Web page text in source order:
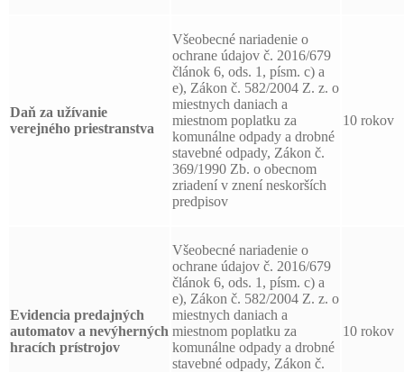
Daň za užívanie
verejného priestranstva
Všeobecné nariadenie o
ochrane údajov č. 2016/679
článok 6, ods. 1, písm. c) a
e), Zákon č. 582/2004 Z. z. o
miestnych daniach a
miestnom poplatku za
komunálne odpady a drobné
stavebné odpady, Zákon č.
369/1990 Zb. o obecnom
zriadení v znení neskorších
predpisov
10 rokov
Evidencia predajných
automatov a nevýherných
hracích prístrojov
Všeobecné nariadenie o
ochrane údajov č. 2016/679
článok 6, ods. 1, písm. c) a
e), Zákon č. 582/2004 Z. z. o
miestnych daniach a
miestnom poplatku za
komunálne odpady a drobné
stavebné odpady, Zákon č.
10 rokov